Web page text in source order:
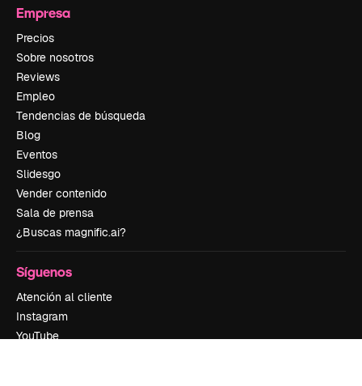
Empresa
Precios
Sobre nosotros
Reviews
Empleo
Tendencias de búsqueda
Blog
Eventos
Slidesgo
Vender contenido
Sala de prensa
¿Buscas magnific.ai?
Síguenos
Atención al cliente
Instagram
YouTube